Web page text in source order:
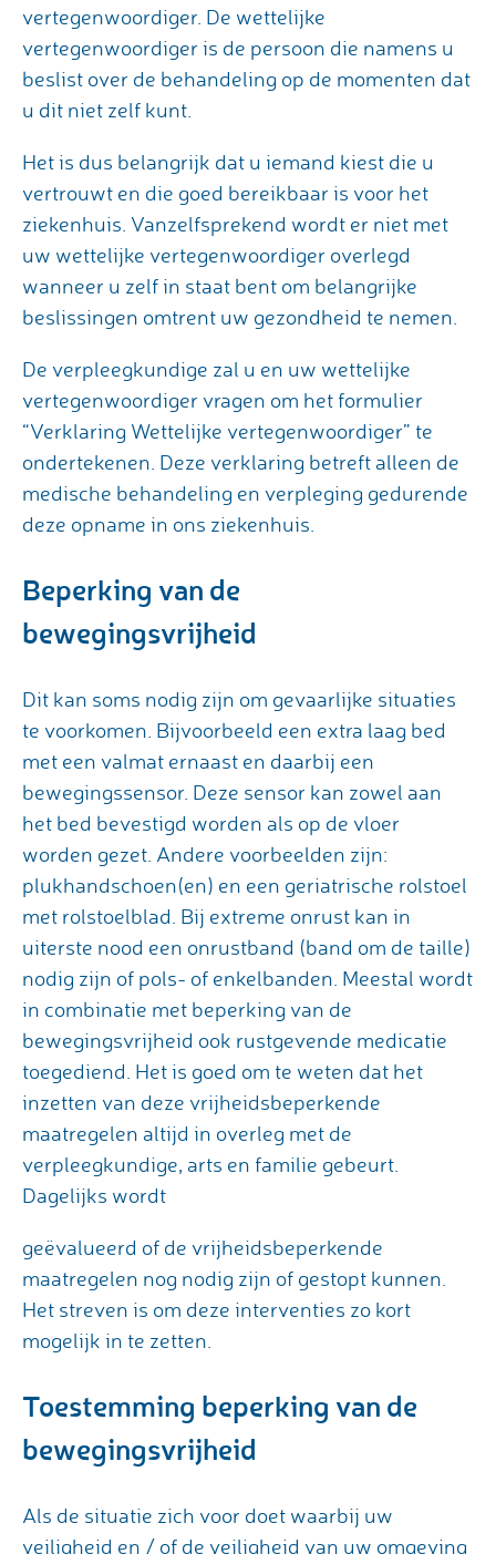
vertegenwoordiger. De wettelijke
vertegenwoordiger is de persoon die namens u
beslist over de behandeling op de momenten dat
u dit niet zelf kunt.
Het is dus belangrijk dat u iemand kiest die u
vertrouwt en die goed bereikbaar is voor het
ziekenhuis. Vanzelfsprekend wordt er niet met
uw wettelijke vertegenwoordiger overlegd
wanneer u zelf in staat bent om belangrijke
beslissingen omtrent uw gezondheid te nemen.
De verpleegkundige zal u en uw wettelijke
vertegenwoordiger vragen om het formulier
“Verklaring Wettelijke vertegenwoordiger” te
ondertekenen. Deze verklaring betreft alleen de
medische behandeling en verpleging gedurende
deze opname in ons ziekenhuis.
Beperking van de
bewegingsvrijheid
Dit kan soms nodig zijn om gevaarlijke situaties
te voorkomen. Bijvoorbeeld een extra laag bed
met een valmat ernaast en daarbij een
bewegingssensor. Deze sensor kan zowel aan
het bed bevestigd worden als op de vloer
worden gezet. Andere voorbeelden zijn:
plukhandschoen(en) en een geriatrische rolstoel
met rolstoelblad. Bij extreme onrust kan in
uiterste nood een onrustband (band om de taille)
nodig zijn of pols- of enkelbanden. Meestal wordt
in combinatie met beperking van de
bewegingsvrijheid ook rustgevende medicatie
toegediend. Het is goed om te weten dat het
inzetten van deze vrijheidsbeperkende
maatregelen altijd in overleg met de
verpleegkundige, arts en familie gebeurt.
Dagelijks wordt
geëvalueerd of de vrijheidsbeperkende
maatregelen nog nodig zijn of gestopt kunnen.
Het streven is om deze interventies zo kort
mogelijk in te zetten.
Toestemming beperking van de
bewegingsvrijheid
Als de situatie zich voor doet waarbij uw
veiligheid en / of de veiligheid van uw omgeving